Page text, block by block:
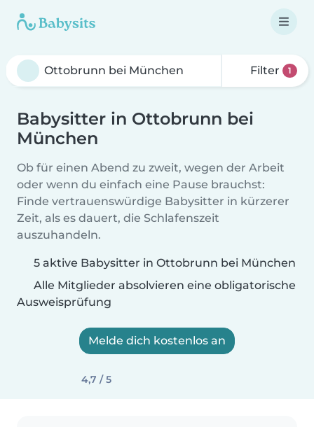
Filter 1
Babysitter in Ottobrunn bei
München
Ob für einen Abend zu zweit, wegen der Arbeit
oder wenn du einfach eine Pause brauchst:
Finde vertrauenswürdige Babysitter in kürzerer
Zeit, als es dauert, die Schlafenszeit
auszuhandeln.
5 aktive Babysitter in Ottobrunn bei München
Alle Mitglieder absolvieren eine obligatorische
Ausweisprüfung
Melde dich kostenlos an
4,7 / 5